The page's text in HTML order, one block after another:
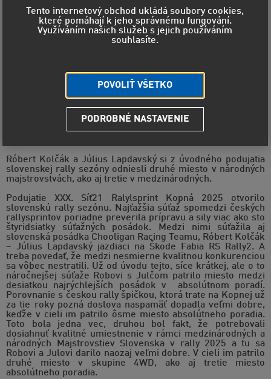
Róbert Kolčák a Július Lapdavský si z úvodného podujatia
slovenskej rally sezóny odniesli druhé miesto v národných
majstrovstvách, ako aj tretie v medzinárodných.
Podujatie XXX. Síť21 Ralylsprint Kopná 2025 otvorilo
slovenskú rally sezónu. Najťažšia súťaž spomedzi českých
rallysprintov poriadne preverila prípravu a sily viac ako sto
štyridsiatky súťažných posádok. Medzi nimi súťažila aj
slovenská posádka Chooligan Racing Teamu, Róbert Kolčák
– Július Lapdavský jazdiaci na Škode Fabia RS Rally2. A
treba povedať, že medzi nesmierne kvalitnou konkurenciou
sa vôbec nestratili. Už od úvodu tejto, síce krátkej, ale o to
náročnejšej súťaže Robovi s Julčom patrilo miesto medzi
desiatkou najrýchlejších posádok v absolútnom poradí.
Porovnanie s českou rally špičkou, ktorá trate na Kopnej už
za tie roky pozná doslova naspamäť dopadla veľmi dobre,
keďže v cieli im patrilo ôsme miesto absolútneho poradia.
Toto bola jedna vec, druhou bol fakt, že potrebovali
dosiahnuť kvalitné umiestnenie v rámci medzinárodných a
národných Majstrovstiev Slovenska v rally 2025 a tu sa
Robovi a Julovi darilo naozaj veľmi dobre. V cieli im patrilo
druhé miesto v skupine 4WD, ako aj tretie miesto
absolútneho poradia.
Tento internetový obchod ukládá soubory cookies,
které pomáhají k jeho správnému fungování.
Využíváním našich služeb s jejich používáním
souhlasíte.
POVOLIŤ VŠETKO
PODROBNÉ NASTAVENIE